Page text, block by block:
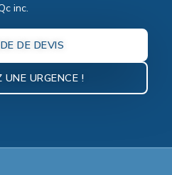
inc.
DE DEVIS
URGENCE !